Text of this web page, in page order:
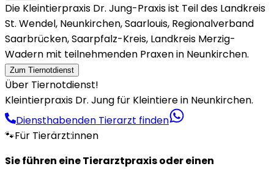
Die Kleintierpraxis Dr. Jung-Praxis ist Teil des Landkreis
St. Wendel, Neunkirchen, Saarlouis, Regionalverband
Saarbrücken, Saarpfalz-Kreis, Landkreis Merzig-
Wadern mit teilnehmenden Praxen in Neunkirchen.
Zum Tiernotdienst
Über Tiernotdienst!
Kleintierpraxis Dr. Jung für Kleintiere in Neunkirchen.
Diensthabenden Tierarzt finden
🐾Für Tierärzt:innen
Sie führen eine Tierarztpraxis oder einen